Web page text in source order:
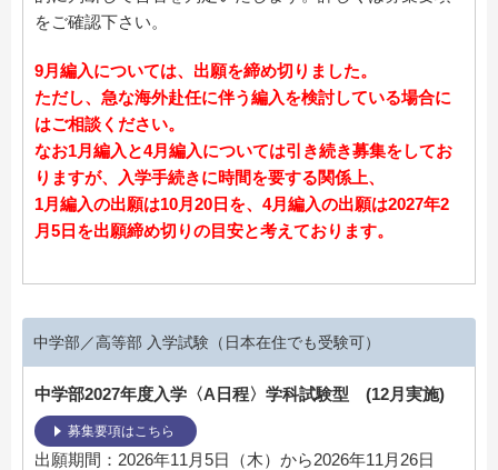
をご確認下さい。
9月編入については、出願を締め切りました。
ただし、急な海外赴任に伴う編入を検討している場合に
はご相談ください。
なお1月編入と4月編入については引き続き募集をしてお
りますが、入学手続きに時間を要する関係上、
1月編入の出願は10月20日を、4月編入の出願は2027年2
月5日を出願締め切りの目安と考えております。
中学部／高等部 入学試験（日本在住でも受験可）
中学部2027年度入学〈A日程〉学科試験型 (12月実施)
募集要項はこちら
出願期間：2026年11月5日（木）から2026年11月26日